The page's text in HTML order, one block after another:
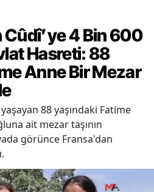
4 Bin 600
Hasreti: 88
Anne Bir Mezar
88 yaşındaki Fatime
ait mezar taşının
görünce Fransa'dan